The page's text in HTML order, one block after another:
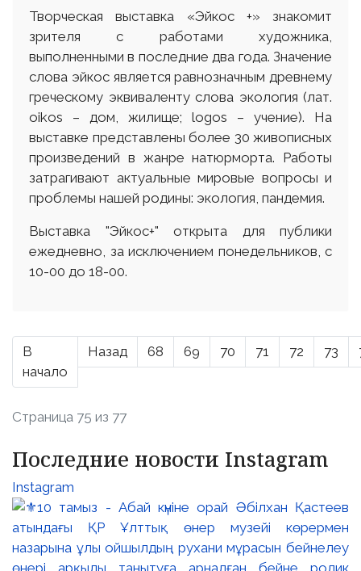
Творческая выставка «Эйкос +» знакомит
зрителя с работами художника,
выполненными в последние два года. Значение
слова эйкос является равнозначным древнему
греческому эквиваленту слова экология (лат.
оіkos – дом, жилище; logos – учение). На
выставке представлены более 30 живописных
произведений в жанре натюрморта. Работы
затрагивают актуальные мировые вопросы и
проблемы нашей родины: экология, пандемия.
Выставка "Эйкос+" открыта для публики
ежедневно, за исключением понедельников, с
10-00 до 18-00.
В
начало
Назад 68 69 70 71 72 73
Страница 75 из 77
Последние новости Instagram
Instagram